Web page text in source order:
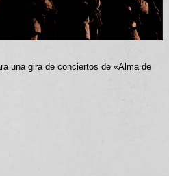
una gira de conciertos de «Alma de